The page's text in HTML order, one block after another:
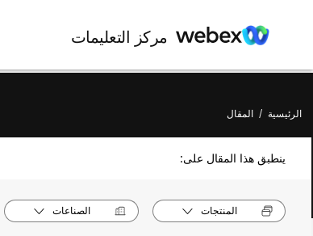
مركز التعليمات
الرئيسية / المقال
ينطبق هذا المقال على:
المنتجات الصناعات